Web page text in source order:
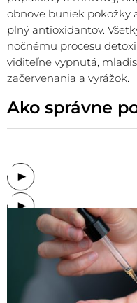
obnove buniek pokožky
plný antioxidantov.
nočnému procesu
viditeľne vypnutá,
začervenania a vyrážok.
Ako správne